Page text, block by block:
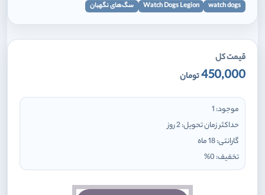
watch dogs
Watch Dogs Legion سگ‌های نگهبان
قیمت کل
450,000تومان
موجود: 1
حداکثر زمان تحویل:2 روز
گارانتی:18 ماه
تخفیف: 0
%